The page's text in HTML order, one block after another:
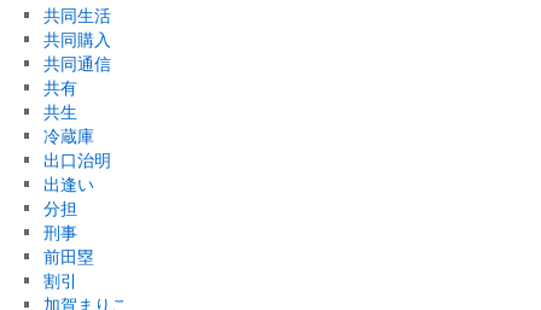
共同生活
共同購入
共同通信
共有
共生
冷蔵庫
出口治明
出逢い
分担
刑事
前田塁
割引
加賀まりこ